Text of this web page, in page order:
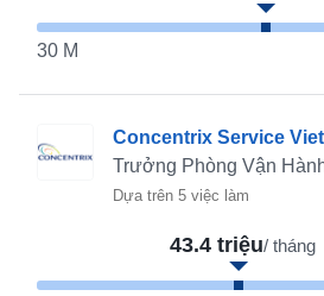
30 M
Concentrix Service
Trưởng Phòng Vận
Dựa trên 5 việc làm
43.4 triệu/ tháng